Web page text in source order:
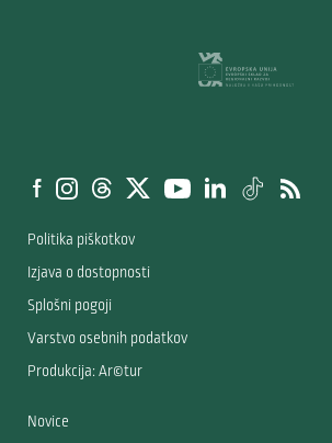
Novice
Politika piškotkov
Izjava o dostopnosti
Splošni pogoji
Varstvo osebnih podatkov
Produkcija: Ar©tur